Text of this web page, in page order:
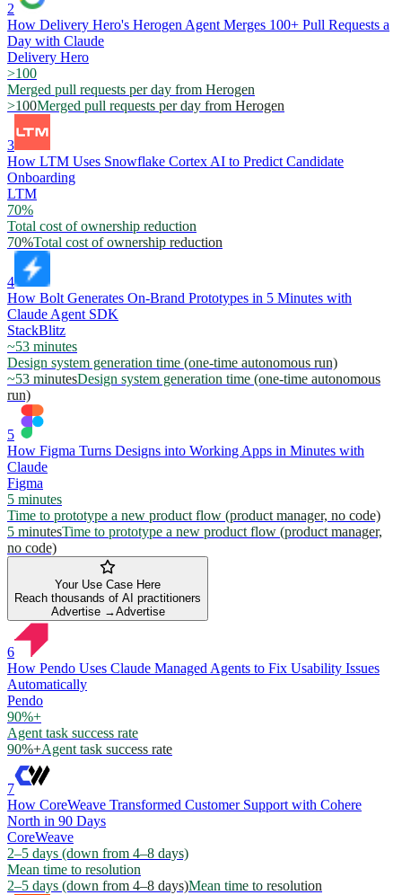
2
How Delivery Hero's Herogen Agent Merges 100+ Pull Requests a
Day with Claude
Delivery Hero
>100
Merged pull requests per day from Herogen
>100Merged pull requests per day from Herogen
3
How LTM Uses Snowflake Cortex AI to Predict Candidate
Onboarding
LTM
70%
Total cost of ownership reduction
70%Total cost of ownership reduction
4
How Bolt Generates On-Brand Prototypes in 5 Minutes with
Claude Agent SDK
StackBlitz
~53 minutes
Design system generation time (one-time autonomous run)
~53 minutesDesign system generation time (one-time autonomous
run)
5
How Figma Turns Designs into Working Apps in Minutes with
Claude
Figma
5 minutes
Time to prototype a new product flow (product manager, no code)
5 minutesTime to prototype a new product flow (product manager,
no code)
Your Use Case Here
Reach thousands of AI practitioners
Advertise →Advertise
6
How Pendo Uses Claude Managed Agents to Fix Usability Issues
Automatically
Pendo
90%+
Agent task success rate
90%+Agent task success rate
7
How CoreWeave Transformed Customer Support with Cohere
North in 90 Days
CoreWeave
2–5 days (down from 4–8 days)
Mean time to resolution
2–5 days (down from 4–8 days)Mean time to resolution